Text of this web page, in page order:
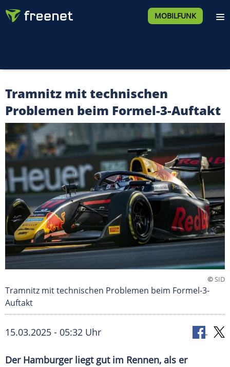
MOBILFUNK
Tramnitz mit technischen
Problemen beim Formel-3-Auftakt
©SID
Tramnitz mit technischen Problemen beim Formel-3-
Auftakt
15.03.2025 - 05:32 Uhr
Der Hamburger liegt gut im Rennen, als er